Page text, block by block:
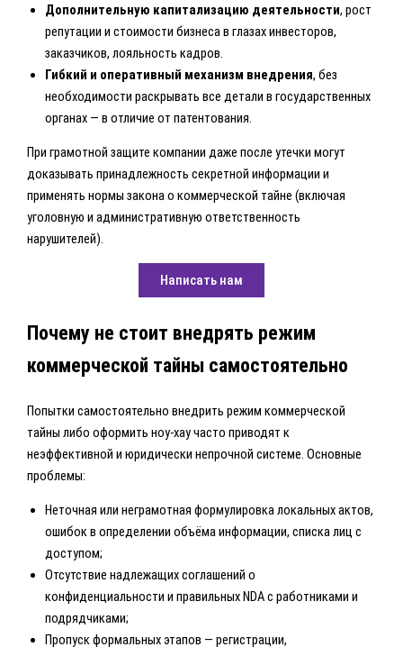
Дополнительную капитализацию деятельности, рост
репутации и стоимости бизнеса в глазах инвесторов,
заказчиков, лояльность кадров.
Гибкий и оперативный механизм внедрения, без
необходимости раскрывать все детали в государственных
органах — в отличие от патентования.
При грамотной защите компании даже после утечки могут
доказывать принадлежность секретной информации и
применять нормы закона о коммерческой тайне (включая
уголовную и административную ответственность
нарушителей).
Написать нам
Почему не стоит внедрять режим
коммерческой тайны самостоятельно
Попытки самостоятельно внедрить режим коммерческой
тайны либо оформить ноу-хау часто приводят к
неэффективной и юридически непрочной системе. Основные
проблемы:
Неточная или неграмотная формулировка локальных актов,
ошибок в определении объёма информации, списка лиц с
доступом;
Отсутствие надлежащих соглашений о
конфиденциальности и правильных NDA с работниками и
подрядчиками;
Пропуск формальных этапов — регистрации,